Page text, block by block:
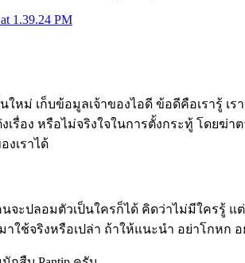
นใหม่ เก็บข้อมูลเจ้าของไอดี ข้อดีคือเรารู้
เรื่อง หรือไม่จริงใจในการตั้งกระทู้ โดยฆ่
งเราได้
จะปลอมตัวเป็นใครก็ได้ คิดว่าไม่มีใครรู้ แ
าใช้จริงหรือเปล่า ถ้าให้แนะนำ อย่าโกหก